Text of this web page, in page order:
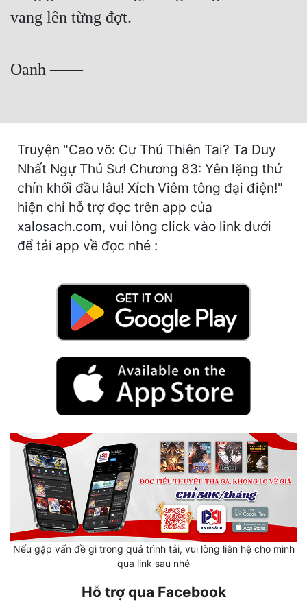
Dị Giới
Gia Đấu
Góc Nhìn Nữ
Huyền Huyễn
Huyền Ảo
Hài Hước
Khoa Huyễn Không Gian
Kỳ Ảo
Linh Dị
Làm Giàu
Lịch Sử
vang lên từng đợt.
Oanh ——
Truyện "Cao võ: Cự Thú Thiên Tai? Ta Duy
Nhất Ngự Thú Sư! Chương 83: Yên lặng thứ
chín khối đầu lâu! Xích Viêm tông đại điện!"
hiện chỉ hỗ trợ đọc trên app của
xalosach.com, vui lòng click vào link dưới
để tải app về đọc nhé :
Nếu gặp vấn đề gì trong quá trình tải, vui lòng liên hệ cho mình
qua link sau nhé
Hỗ trợ qua Facebook